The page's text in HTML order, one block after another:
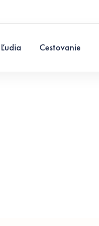
Ľudia Cestovanie